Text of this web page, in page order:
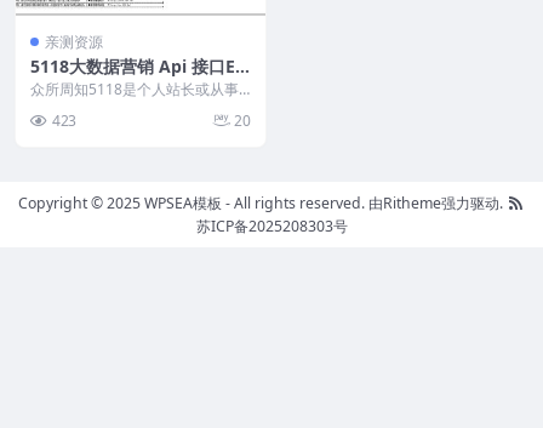
亲测资源
5118大数据营销 Api 接口E
易语言调用示例
众所周知5118是个人站长或从事S
从事数据分析行业...
423 20
Copyright © 2025 WPSEA模板 - All rights reserved. 由Ritheme强力驱动.
苏ICP备2025208303号